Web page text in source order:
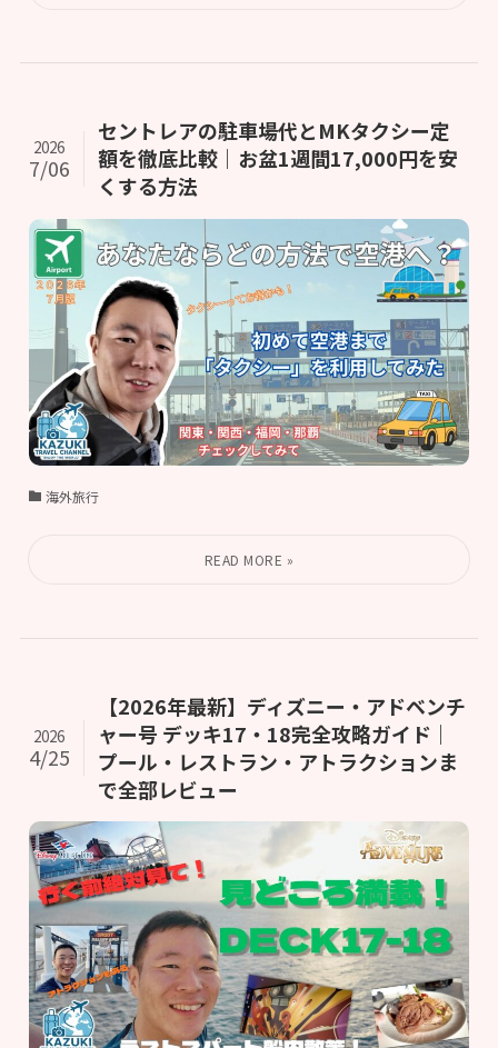
セントレアの駐車場代とMKタクシー定
額を徹底比較｜お盆1週間17,000円を安
くする方法
2026
7/06
海外旅行
【2026年最新】ディズニー・アドベンチ
ャー号 デッキ17・18完全攻略ガイド｜
プール・レストラン・アトラクションま
で全部レビュー
2026
4/25